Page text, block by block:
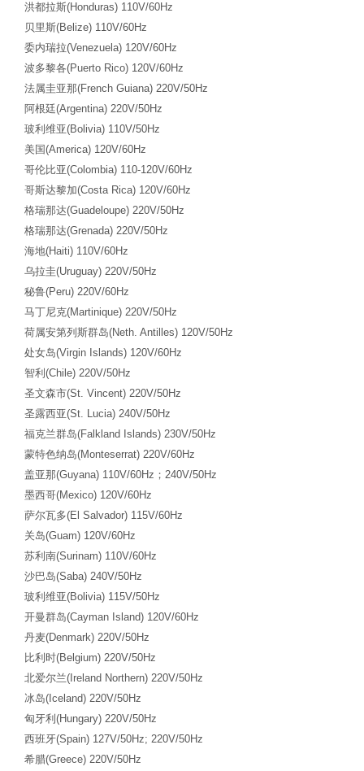
洪都拉斯(Honduras) 110V/60Hz
贝里斯(Belize) 110V/60Hz
委内瑞拉(Venezuela) 120V/60Hz
波多黎各(Puerto Rico) 120V/60Hz
法属圭亚那(French Guiana) 220V/50Hz
阿根廷(Argentina) 220V/50Hz
玻利维亚(Bolivia) 110V/50Hz
美国(America) 120V/60Hz
哥伦比亚(Colombia) 110-120V/60Hz
哥斯达黎加(Costa Rica) 120V/60Hz
格瑞那达(Guadeloupe) 220V/50Hz
格瑞那达(Grenada) 220V/50Hz
海地(Haiti) 110V/60Hz
乌拉圭(Uruguay) 220V/50Hz
秘鲁(Peru) 220V/60Hz
马丁尼克(Martinique) 220V/50Hz
荷属安第列斯群岛(Neth. Antilles) 120V/50Hz
处女岛(Virgin Islands) 120V/60Hz
智利 (Chile) 220V/50Hz
圣文森市(St. Vincent) 220V/50Hz
圣露西亚(St. Lucia) 240V/50Hz
福克兰群岛(Falkland Islands) 230V/50Hz
蒙特色纳岛(Monteserrat) 220V/60Hz
盖亚那(Guyana) 110V/60Hz ； 240V/50Hz
墨西哥(Mexico) 120V/60Hz
萨尔瓦多(El Salvador) 115V/60Hz
关岛(Guam) 120V/60Hz
苏利南(Surinam) 110V/60Hz
沙巴岛(Saba) 240V/50Hz
玻利维亚(Bolivia) 115V/50Hz
开曼群岛(Cayman Island) 120V/60Hz
丹麦(Denmark) 220V/50Hz
比利时(Belgium) 220V/50Hz
北爱尔兰(Ireland Northern) 220V/50Hz
冰岛(Iceland) 220V/50Hz
匈牙利 (Hungary) 220V/50Hz
西班牙(Spain) 127V/50Hz; 220V/50Hz
希腊(Greece) 220V/50Hz